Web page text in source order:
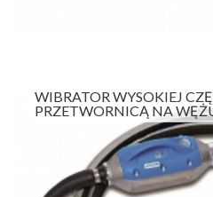
WIBRATOR WYSOKIEJ
PRZETWORNICĄ NA